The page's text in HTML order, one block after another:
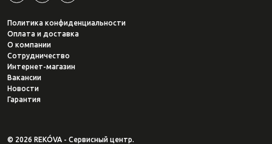
Политика конфиденциальности
Оплата и доставка
О компании
Сотрудничество
Интернет-магазин
Вакансии
Новости
Гарантия
© 2026 REKÓVA - Сервисный центр.